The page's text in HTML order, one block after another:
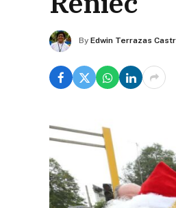
By Edwin Terrazas